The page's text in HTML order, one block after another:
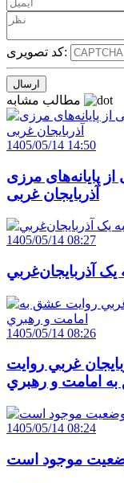
کد تصویری:
1405/05/14 14:50
از پایانه‌های مرزی
آذربایجان ‌غربی
1405/05/14 08:27
آذربايجان‌غربي
1405/05/14 08:26
غربي روايت
امامت و رهبري
1405/05/14 08:24
وضعيت موجود است